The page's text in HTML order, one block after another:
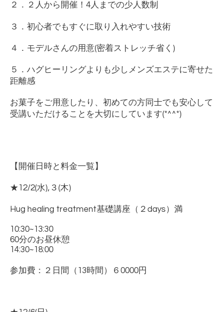
２．２人から開催！ 4人までの少人数制
３．初心者でもすぐに取り入れやすい技術
４．モデルさんの用意(密着ストレッチ省く )
５．ハグヒーリングよりも少しメンズエステに寄せた
距離感
お菓子をご用意したり、初めての方同士でも安心して
受講いただけることを大切にしています(*^^*)
【開催日時と料金一覧】
★12/2(水), ３ (木)
Hug healing treatment基礎講座（２ days）満
10:30~13:30
60分のお昼休憩
14:30~18:00
参加費：２日間（ 13時間）６ 0000円